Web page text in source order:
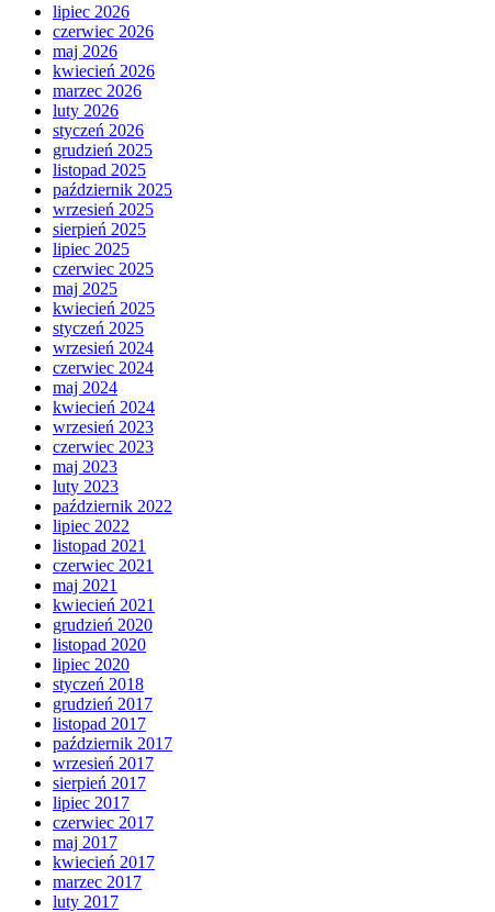
lipiec 2026
czerwiec 2026
maj 2026
kwiecień 2026
marzec 2026
luty 2026
styczeń 2026
grudzień 2025
listopad 2025
październik 2025
wrzesień 2025
sierpień 2025
lipiec 2025
czerwiec 2025
maj 2025
kwiecień 2025
styczeń 2025
wrzesień 2024
czerwiec 2024
maj 2024
kwiecień 2024
wrzesień 2023
czerwiec 2023
maj 2023
luty 2023
październik 2022
lipiec 2022
listopad 2021
czerwiec 2021
maj 2021
kwiecień 2021
grudzień 2020
listopad 2020
lipiec 2020
styczeń 2018
grudzień 2017
listopad 2017
październik 2017
wrzesień 2017
sierpień 2017
lipiec 2017
czerwiec 2017
maj 2017
kwiecień 2017
marzec 2017
luty 2017